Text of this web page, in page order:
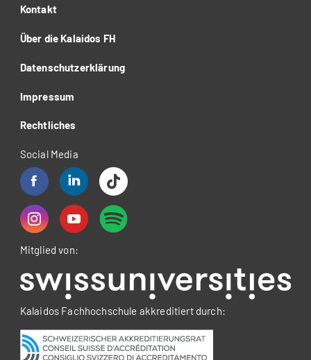
Kontakt
Über die Kalaidos FH
Datenschutzerklärung
Impressum
Rechtliches
Social Media
Mitglied von:
Kalaidos Fachhochschule akkreditiert durch: